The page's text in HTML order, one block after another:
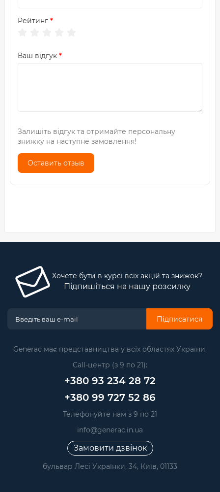
Рейтинг
Ваш відгук
Залишіть відгук та отримайте персональну
знижку на наступне замовлення!
Оставить отзыв
Хочете бути в курсі всіх акцій та знижок?
Підпишіться на нашу розсилку
Підписатися
Generac має представництва у всіх областях України.
Call-центр (з 9 по 21):
+380 93 234 28 72
+380 99 727 52 86
Телефонуйте нам з 9 по 21
info@generac.in.ua
Замовити дзвінок
бульвар Лесі Українки, 34, Київ, 01133